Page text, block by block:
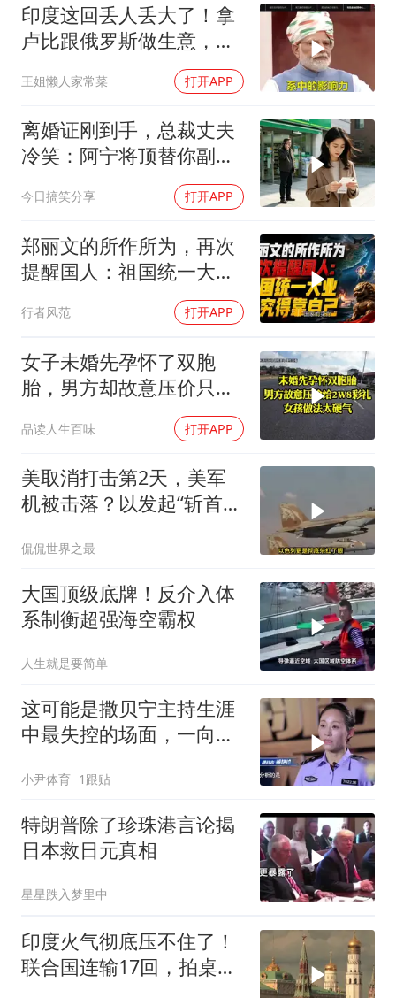
中国养老床位“三连降”
奋进开新局 实干挑大梁
印度这回丢人丢大了！拿
卢比跟俄罗斯做生意，结
王姐懒人家常菜 打开APP
离婚证刚到手，总裁丈夫
冷笑：阿宁将顶替你副总
今日搞笑分享 打开APP
郑丽文的所作所为，再次
提醒国人：祖国统一大
业，终究得靠自己！
行者风范 打开APP
女子未婚先孕怀了双胞
胎，男方却故意压价只给
品读人生百味 打开APP
美取消打击第2天，美军
机被击落？以发起“斩首行
侃侃世界之最
大国顶级底牌！反介入体
系制衡超强海空霸权
人生就是要简单
这可能是撒贝宁主持生涯
中最失控的场面，一向好
小尹体育 1跟贴
特朗普除了珍珠港言论揭
日本救日元真相
星星跌入梦里中
印度火气彻底压不住了！
联合国连输17回，拍桌子